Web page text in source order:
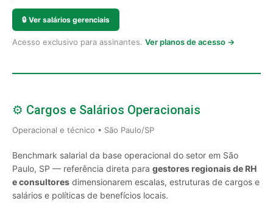
🔒 Ver salários gerenciais
Acesso exclusivo para assinantes. Ver planos de acesso →
⚙️ Cargos e Salários Operacionais
Operacional e técnico • São Paulo/SP
Benchmark salarial da base operacional do setor em São
Paulo, SP — referência direta para gestores regionais de RH
e consultores dimensionarem escalas, estruturas de cargos e
salários e políticas de benefícios locais.